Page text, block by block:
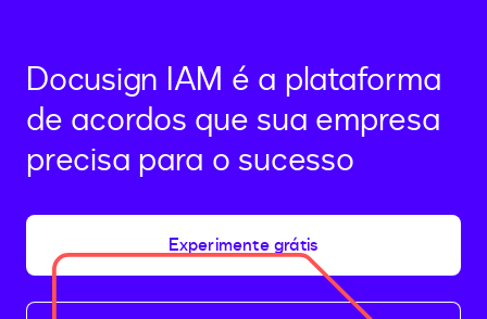
Docusign IAM é a plataforma
de acordos que sua empresa
precisa para o sucesso
Experimente grátis